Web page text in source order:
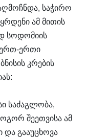
საჭირო
ამ მითის
სოდომიის
ერთ-ერთი
კრების
საძაგლობა,
შეეთვისა ამ
და გააუცხოვა